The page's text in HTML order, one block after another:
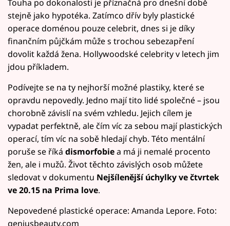
Touha po dokonalosti je příznačná pro dnešní době
stejně jako hypotéka. Zatímco dřív byly plastické
operace doménou pouze celebrit, dnes si je díky
finančním půjčkám může s trochou sebezapření
dovolit každá žena. Hollywoodské celebrity v letech jim
jdou příkladem.
Podívejte se na ty nejhorší možné plastiky, které se
opravdu nepovedly. Jedno mají tito lidé společné – jsou
chorobně závislí na svém vzhledu. Jejich cílem je
vypadat perfektně, ale čím víc za sebou mají plastických
operací, tím víc na sobě hledají chyb. Této mentální
poruše se říká dismorfobiea má ji nemalé procento
žen, ale i mužů. Život těchto závislých osob můžete
sledovat v dokumentu Nejšílenější úchylky ve čtvrtek
ve 20.15 na Prima love.
Nepovedené plastické operace: Amanda Lepore. Foto:
geniusbeauty.com